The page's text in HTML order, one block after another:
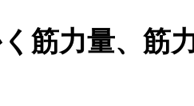
筋力量、筋